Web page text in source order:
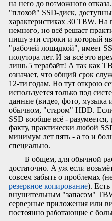
на него до возможного
"плохой" SSD-диск,
характеристиках 30 TBW. На
немного, но всё решает
пишу эти строки и который
"рабочей лошадкой", имеет
полутора лет. И за всё это
лишь 5 терабайт! А так как
означает, что общий срок
12-ти годам. Но тут открою
используется только под
данные (видео, фото, музыка
обычном, "старом" HDD.
SSD вообще всё -
факту, практически любой
минимум лет пять - а то и
специально.
В общем, для обычной
достаточно. А уж если
совсем забыть о проблемах
резервное копирование). Есть
внушительным "запасом"
серверные приложения или
постоянно работающие с